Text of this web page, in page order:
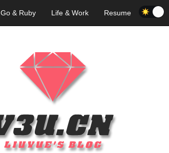
Go & Ruby Life & Work Resume